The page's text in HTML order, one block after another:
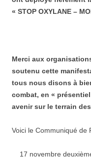
« STOP OXYLANE –
Merci aux
soutenu cette
tous nous disons à
combat, en «
avenir sur le terrain
Voici le Communiqué de
17 novembre